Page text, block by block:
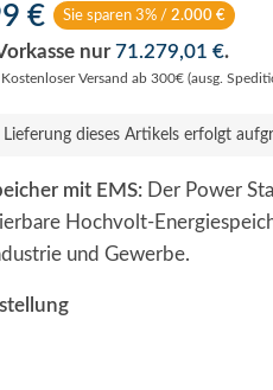
€ Sie sparen 3% / 2.000 €
nur71.279,01 €.
Kostenloser Versand ab 300€ (ausg.
Lieferung dieses Artikels erfolgt
mit EMS: Der Power
Hochvolt-
und Gewerbe.